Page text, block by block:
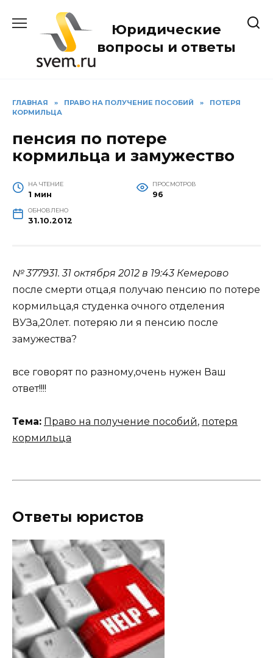
содержанию
Юридические
вопросы и ответы
ГЛАВНАЯ » ПРАВО НА ПОЛУЧЕНИЕ ПОСОБИЙ »
ПОТЕРЯ
КОРМИЛЬЦА
пенсия по потере
кормильца и замужество
НА ЧТЕНИЕ
1 мин
ПРОСМОТРОВ
96
ОБНОВЛЕНО
31.10.2012
№ 377931.31 октября 2012 в 19:43 Кемерово
после смерти отца,я получаю пенсию по потере
кормильца,я студенка очного отделения
ВУЗа,20лет. потеряю ли я пенсию после
замужества?
все говорят по разному,очень нужен Ваш
ответ!!!!
Тема: Право на получение пособий, потеря
кормильца
Ответы юристов